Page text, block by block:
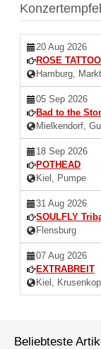
20 Aug 2026
ROSE TATTOO
Hamburg,
05 Sep 2026
Bad to the
Mielkendorf,
18 Sep 2026
POTHEAD
Kiel, Pumpe
31 Aug 2026
SOULFLY
Flensburg
07 Aug 2026
EXTRABREIT
Kiel,
Beliebteste